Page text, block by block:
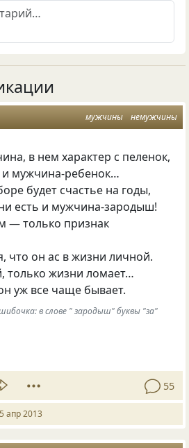
мужчины немужчины
в нем характер с пеленок,
мужчина-ребенок…
будет счастье на годы,
есть и мужчина-зародыш!
— только признак
что он ас в жизни личной.
только жизни ломает…
уж все чаще бывает.
в слове " зародыш" буквы "за"
55
апр 2013